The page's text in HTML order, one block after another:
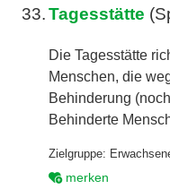
33. Tagesstätte
Die Tagesstätte
Menschen, die
Behinderung
Behinderte
Zielgruppe:
merken